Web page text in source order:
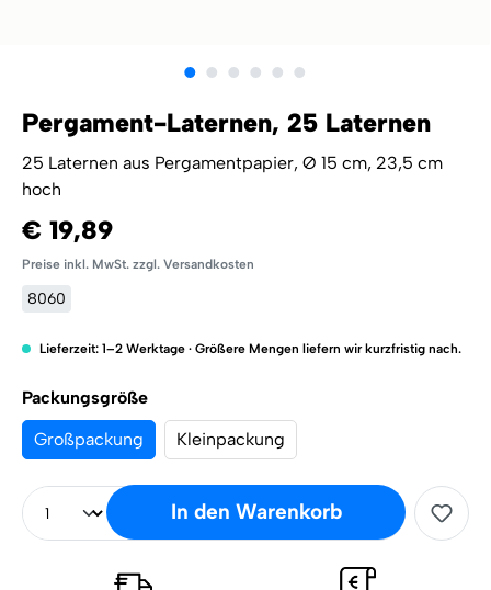
Pergament-Laternen, 25 Laternen
25 Laternen aus Pergamentpapier, Ø 15 cm, 23,5 cm
hoch
€ 19,89
Preise inkl. MwSt. zzgl. Versandkosten
8060
Lieferzeit: 1–2 Werktage · Größere Mengen liefern wir kurzfristig nach.
Packungsgröße
Großpackung
Kleinpackung
In den Warenkorb